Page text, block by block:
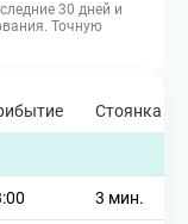
30 дней и
Точную
Стоянка
3 мин.